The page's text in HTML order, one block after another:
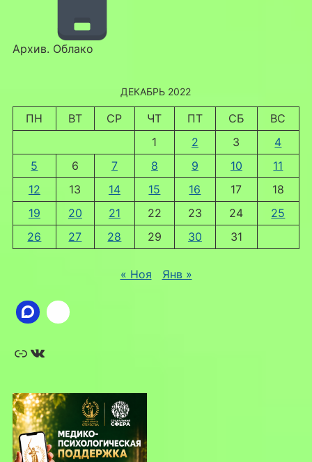
Архив. Облако
ДЕКАБРЬ 2022
ПН ВТ СР ЧТ ПТ СБ
ВС
1
2 3
4
5
6 7 8 9 10
11
12
13 14 15 16 17
18
19
20 21 22 23 24
25
26
27 28 29 30 31
« Ноя Янв »
Ссылка